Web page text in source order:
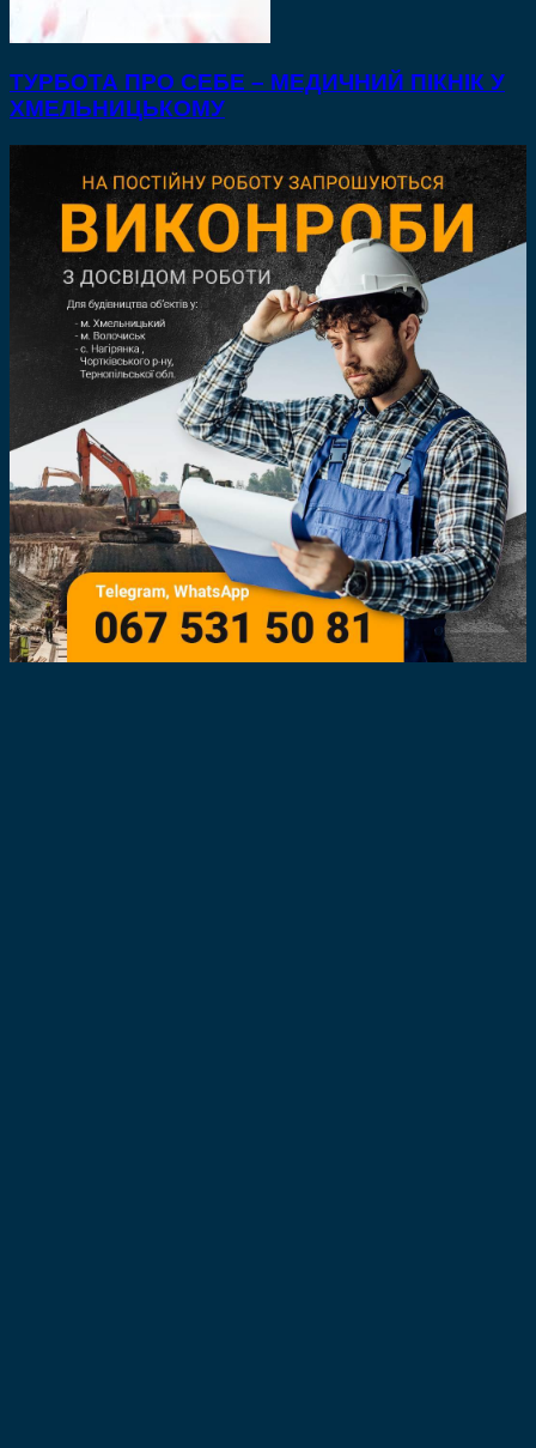
ТУРБОТА ПРО СЕБЕ – МЕДИЧНИЙ ПІКНІК У
ХМЕЛЬНИЦЬКОМУ